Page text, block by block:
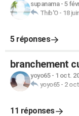
supanama- 5
Thib'O- 18
5 réponses
branchement
yoyo65- 1 oct.
yoyo65- 2
11 réponses